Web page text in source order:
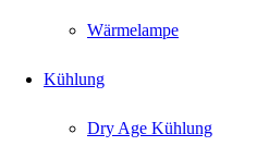
Wärmelampe
Kühlung
Dry Age Kühlung